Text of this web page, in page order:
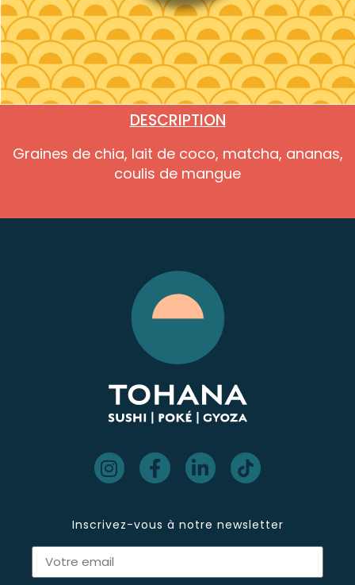
DESCRIPTION
Graines de chia, lait de coco, matcha, ananas,
coulis de mangue
Inscrivez-vous à notre newsletter